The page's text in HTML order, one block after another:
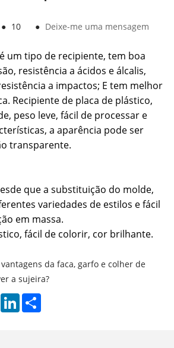
● 10 ● Deixe-me uma mensagem
um tipo de recipiente, tem boa
resistência a ácidos e álcalis,
a impactos; E tem melhor
Recipiente de placa de plástico,
peso leve, fácil de processar e
a aparência pode ser
transparente.
que a substituição do molde,
variedades de estilos e fácil
em massa.
fácil de colorir, cor brilhante.
da faca, garfo e colher de
a sujeira?
PinterestLinkedIn